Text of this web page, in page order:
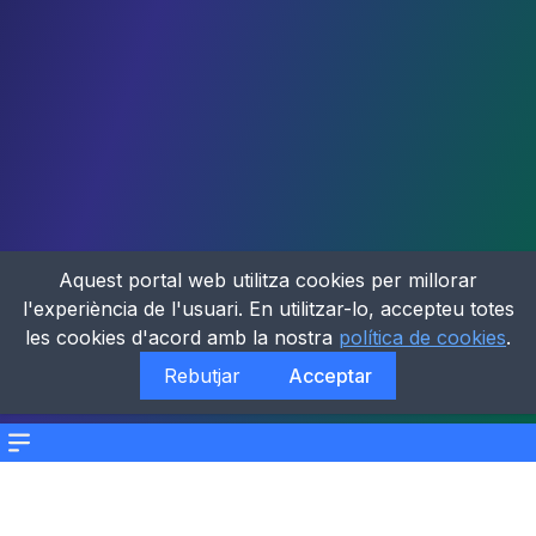
Menu
Aquest portal web utilitza cookies per millorar
l'experiència de l'usuari. En utilitzar-lo, accepteu totes
les cookies d'acord amb la nostra política de cookies.
Rebutjar
Acceptar